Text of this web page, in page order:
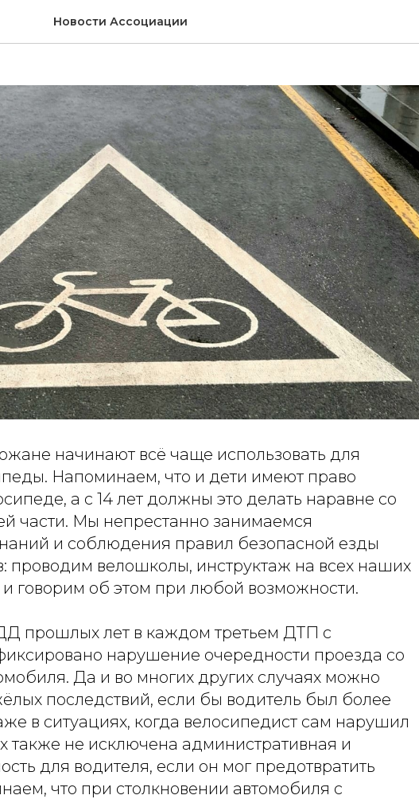
Новости Ассоциации
водителям
начинают всё чаще использовать для
Напоминаем, что и дети имеют право
а с 14 лет должны это делать наравне со
части. Мы непрестанно занимаемся
и соблюдения правил безопасной езды
проводим велошколы, инструктаж на всех наших
говорим об этом при любой возможности.
прошлых лет в каждом третьем ДТП с
нарушение очередности проезда со
Да и во многих других случаях можно
последствий, если бы водитель был более
в ситуациях, когда велосипедист сам нарушил
также не исключена административная и
для водителя, если он мог предотвратить
что при столкновении автомобиля с